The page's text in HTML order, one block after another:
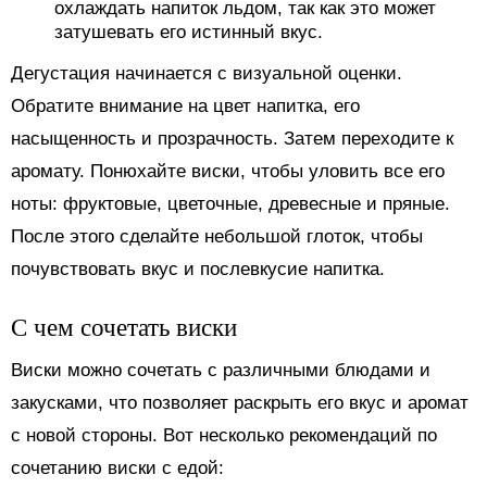
охлаждать напиток льдом, так как это может
затушевать его истинный вкус.
Дегустация начинается с визуальной оценки.
Обратите внимание на цвет напитка, его
насыщенность и прозрачность. Затем переходите к
аромату. Понюхайте виски, чтобы уловить все его
ноты: фруктовые, цветочные, древесные и пряные.
После этого сделайте небольшой глоток, чтобы
почувствовать вкус и послевкусие напитка.
С чем сочетать виски
Виски можно сочетать с различными блюдами и
закусками, что позволяет раскрыть его вкус и аромат
с новой стороны. Вот несколько рекомендаций по
сочетанию виски с едой: